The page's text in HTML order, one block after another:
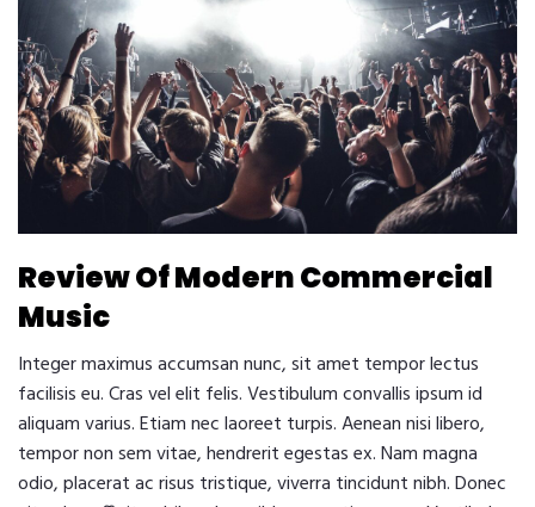
Review Of Modern Commercial
Music
Integer maximus accumsan nunc, sit amet tempor lectus
facilisis eu. Cras vel elit felis. Vestibulum convallis ipsum id
aliquam varius. Etiam nec laoreet turpis. Aenean nisi libero,
tempor non sem vitae, hendrerit egestas ex. Nam magna
odio, placerat ac risus tristique, viverra tincidunt nibh. Donec